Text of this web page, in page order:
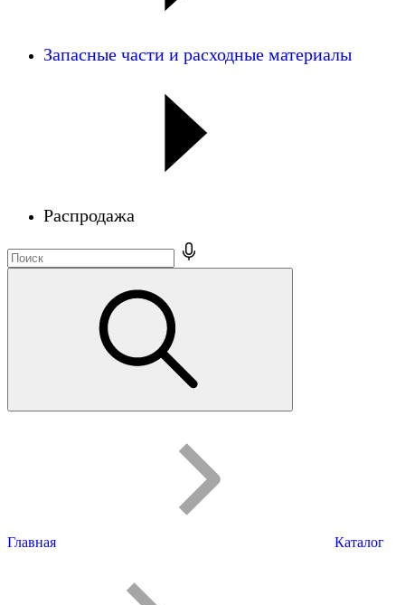
Запасные части и расходные материалы
Распродажа
Главная Каталог